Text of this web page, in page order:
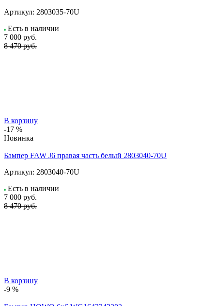
Артикул: 2803035-70U
Есть в наличии
7 000 руб.
8 470 руб.
В корзину
-17 %
Новинка
Бампер FAW J6 правая часть белый 2803040-70U
Артикул: 2803040-70U
Есть в наличии
7 000 руб.
8 470 руб.
В корзину
-9 %